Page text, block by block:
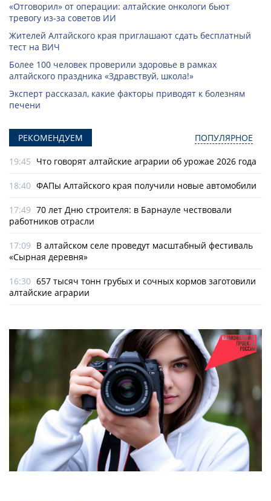
«Отговорил» от операции: алтайские онкологи бьют
тревогу из‑за советов ИИ
Жителей Алтайского края приглашают сдать бесплатный
тест на ВИЧ
Более 100 человек проверили здоровье в рамках
алтайского праздника «Здравствуй, школа!»
Эксперт рассказал, какие факторы приводят к болезням
печени
РЕКОМЕНДУЕМ ПОПУЛЯРНОЕ
19:45 Что говорят алтайские аграрии об урожае 2026 года
18:40 ФАПы Алтайского края получили новые автомобили
17:49 70 лет Дню строителя: в Барнауле чествовали
работников отрасли
17:09 В алтайском селе проведут масштабный фестиваль
«Сырная деревня»
16:30 657 тысяч тонн грубых и сочных кормов заготовили
алтайские аграрии